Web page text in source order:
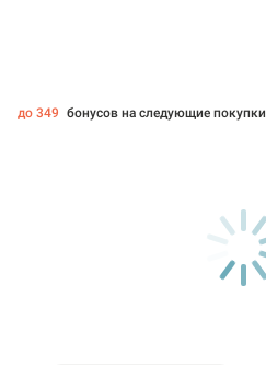
до 349 бонусов на следующие покупки